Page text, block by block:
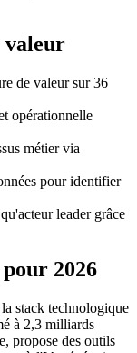
valeur
de valeur sur 36
opérationnelle
métier via
pour identifier
leader grâce
2026
stack technologique
à 2,3 milliards
propose des outils